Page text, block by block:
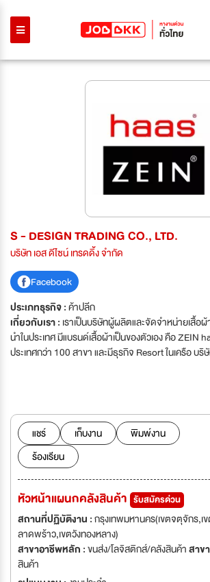
S - DESIGN TRADING CO., LTD.
บริษัท เอส ดีไซน์ เทรดดิ้ง จำกัด
Facebook
ประเภทธุรกิจ :ค้าปลีก
เกี่ยวกับเรา : เราเป็นบริษัทผู้ผลิตและจัดจำหน่ายเสื้อผ้
นำในประเทศ มีแบรนด์เสื้อผ้าเป็นของตัวเอง คือ ZEIN
ประเทศกว่า 100 สาขา และมีธุรกิจ Resort ในเครือ บริ
ร่วมสร้างความสำเร็จในปี พ.ศ 2555 พร้อมกับเราในต
บริษัทผู้ผลิตและจัดจำหน่ายเสื้อผ้า และเครื่องแต่งกาย
เสื้อผ้าเป็นของตัวเอง คือ ZEIN haas ext มีสาขาทั่วปร
มีธุรกิจ Resort ในเครือ บริษัทฯ กำลังขยายงาน และ
ความสามารถ และมีความสนใจในงานด้านแฟชั่น มาร่ว
พ.ศ 2555 พร้อมกับเราในตำแหน่งดังต่อไปนี้
แชร์ เก็บงาน
พิมพ์งาน
ร้องเรียน
หัวหน้าแผนกคลังสินค้า รับสมัครด่วน
สถานที่ปฏิบัติงาน :กรุงเทพมหานคร(เขตจตุจักร,เข
ลาดพร้าว,เขตวังทองหลาง)
สาขาอาชีพหลัก :ขนส่ง/โลจิสติกส์/คลังสินค้าสาข
สินค้า